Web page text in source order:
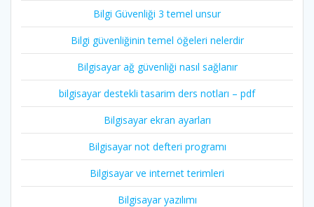
Bilgi Güvenliği 3 temel unsur
Bilgi güvenliğinin temel öğeleri nelerdir
Bilgisayar ağ güvenliği nasıl sağlanır
bilgisayar destekli tasarim ders notları – pdf
Bilgisayar ekran ayarları
Bilgisayar not defteri programı
Bilgisayar ve internet terimleri
Bilgisayar yazılımı